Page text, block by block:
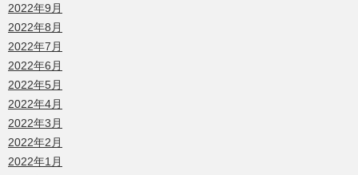
2022年9月
2022年8月
2022年7月
2022年6月
2022年5月
2022年4月
2022年3月
2022年2月
2022年1月